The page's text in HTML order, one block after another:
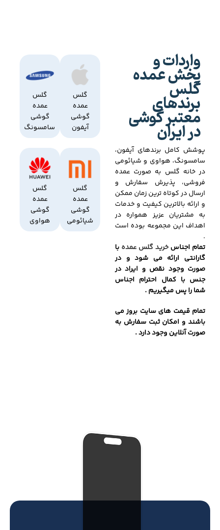
واردات و
پخش عمده
گلس
برندهای
معتبر گوشی
در ایران
پوشش کامل برندهای آیفون،
سامسونگ، هواوی و شیائومی
در خانه گلس به صورت عمده
فروشی، پذیرش سفارش و
ارسال در کوتاه ترین زمان ممکن
و ارائه بالاترین کیفیت و خدمات
به مشتریان عزیز همواره در
اهداف این مجموعه بوده است
.
تمام اجناسخرید گلس عمده با
گارانتی ارائه می شود و در
صورت وجود نقص و ایراد در
جنس با کمال احترام اجناس
شما را پس میگیریم .
تمام قیمت های سایت بروز می
باشند و امکان ثبت سفارش به
صورت آنلاین وجود دارد .
گلس
عمده
گوشی
آیفون
گلس
عمده
گوشی
سامسونگ
گلس
عمده
گوشی
شیائومی
گلس
عمده
گوشی
هواوی